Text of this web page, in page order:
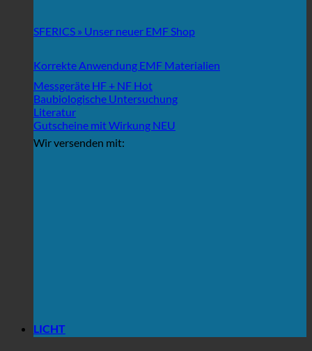
SFERICS » Unser neuer EMF Shop
Korrekte Anwendung EMF Materialien
Messgeräte HF + NF
Baubiologische Untersuchung
Literatur
Gutscheine mit Wirkung
Wir versenden mit:
LICHT